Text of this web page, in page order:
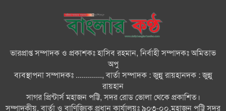
তজুমদ্দিনে চর মোজাম্মেলে চাঁদাবাজি
ও রাজনৈতিক চক্রান্তের অপচেষ্টার
বিরুদ্ধে সংবাদ সম্মেলন
সবার সম্মিলিত প্রচেষ্টায় সুন্দর
বাংলাদেশ গড়তে চাই: প্রধানমন্ত্রী
চিকিৎসক সমাজের পেশাগত
ভারপ্রাপ্ত সম্পাদক ও প্রকাশকঃ হাসিব রহমান, নির্বাহী সম্পাদকঃ অমিতাভ
অপু
ব্যবস্থাপনা সম্পাদকঃ ............., বার্তা সম্পাদক : জুন্নু রায়হানদক : জুন্নু
রায়হান
সাগর প্রিন্টার্স মহাজন পট্টি, সদর রোড ভোলা থেকে প্রকাশিত।
সম্পাদকীয়, বার্তা ও বাণিজ্যিক প্রধান কার্যালয়ঃ ৯০৩-০০,মহাজন পট্টি সদর